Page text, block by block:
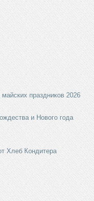
праздников 2026
и Нового года
Хлеб Кондитера